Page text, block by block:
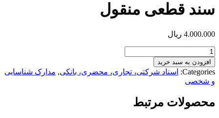
سند قطعی منقول
4.000.000 ریال
سند
قطعی
منقول
عدد
افزودن به سبد خرید
Categories: اسناد شرکتی، تجاری، محضری، بانکی, مدارک شناسایی
و شخصی
محصولات مرتبط